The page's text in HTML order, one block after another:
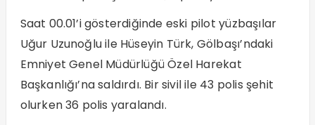
Saat 00.01’i gösterdiğinde eski pilot yüzbaşılar
Uğur Uzunoğlu ile Hüseyin Türk, Gölbaşı’ndaki
Emniyet Genel Müdürlüğü Özel Harekat
Başkanlığı’na saldırdı. Bir sivil ile 43 polis şehit
olurken 36 polis yaralandı.